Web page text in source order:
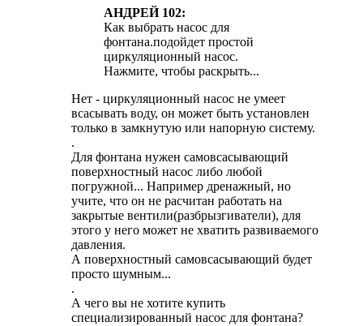
АНДРЕЙ 102:
Как выбрать насос для
фонтана.подойдет простой
циркуляционный насос.
Нажмите, чтобы раскрыть...
Нет - циркуляционный насос не умеет
всасывать воду, он может быть установлен
только в замкнутую или напорную систему.
.
Для фонтана нужен самовсасывающий
поверхностный насос либо любой
погружной... Например дренажный, но
учите, что он не расчитан работать на
закрытые вентили(разбрызгиватели), для
этого у него может не хватить развиваемого
давления.
А поверхностный самовсасывающий будет
просто шумным...
.
А чего вы не хотите купить
специализированный насос для фонтана?